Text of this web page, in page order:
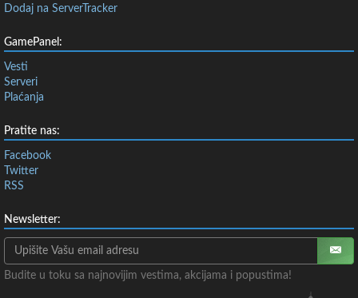
Dodaj na ServerTracker
GamePanel:
Vesti
Serveri
Plaćanja
Pratite nas:
Facebook
Twitter
RSS
Newsletter:
Budite u toku sa najnovijim vestima, akcijama i popustima!